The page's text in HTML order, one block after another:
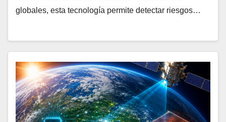
globales, esta tecnología permite detectar riesgos…